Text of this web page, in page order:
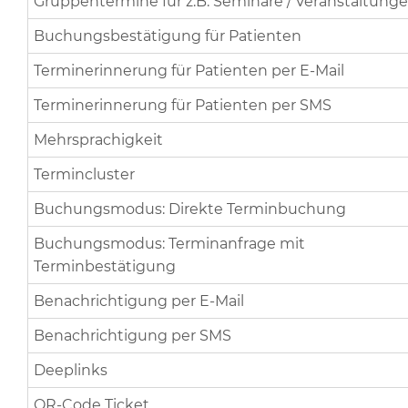
Buchungsbestätigung für Patienten
Terminerinnerung für Patienten per E-Mail
Terminerinnerung für Patienten per SMS
Mehrsprachigkeit
Termincluster
Buchungsmodus: Direkte Terminbuchung
Buchungsmodus: Terminanfrage mit
Terminbestätigung
Benachrichtigung per E-Mail
Benachrichtigung per SMS
Deeplinks